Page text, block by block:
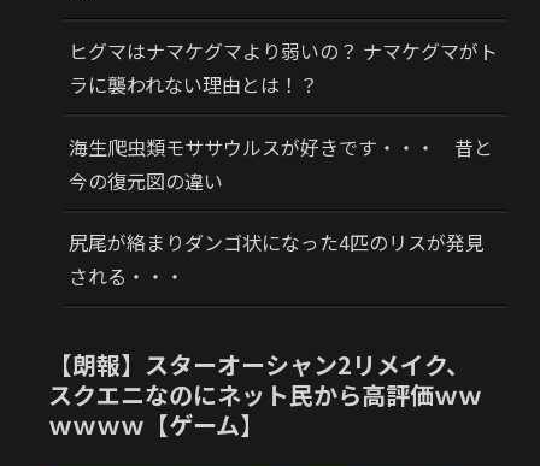
ヒグマはナマケグマより弱いの？ ナマケグマがト
ラに襲われない理由とは！？
海生爬虫類モササウルスが好きです・・・ 昔と
今の復元図の違い
尻尾が絡まりダンゴ状になった4匹のリスが発見
される・・・
【朗報】スターオーシャン2リメイク、
スクエニなのにネット民から高評価ｗｗ
ｗｗｗｗ【ゲーム】